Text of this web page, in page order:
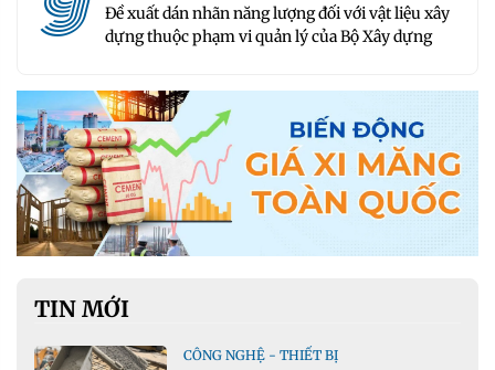
Đề xuất dán nhãn năng lượng đối với vật liệu xây
dựng thuộc phạm vi quản lý của Bộ Xây dựng
TIN MỚI
CÔNG NGHỆ - THIẾT BỊ